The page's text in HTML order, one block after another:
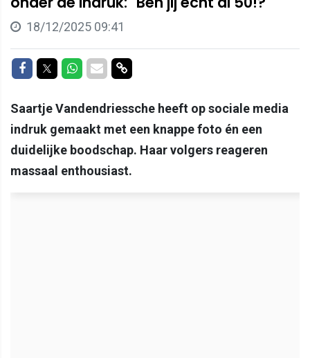
18/12/2025 09:41
Delen op Facebook
Delen op Twitter
Delen op Whatsapp
Delen via Mail
Delen via link
Saartje Vandendriessche heeft op sociale media
indruk gemaakt met een knappe foto én een
duidelijke boodschap. Haar volgers reageren
massaal enthousiast.